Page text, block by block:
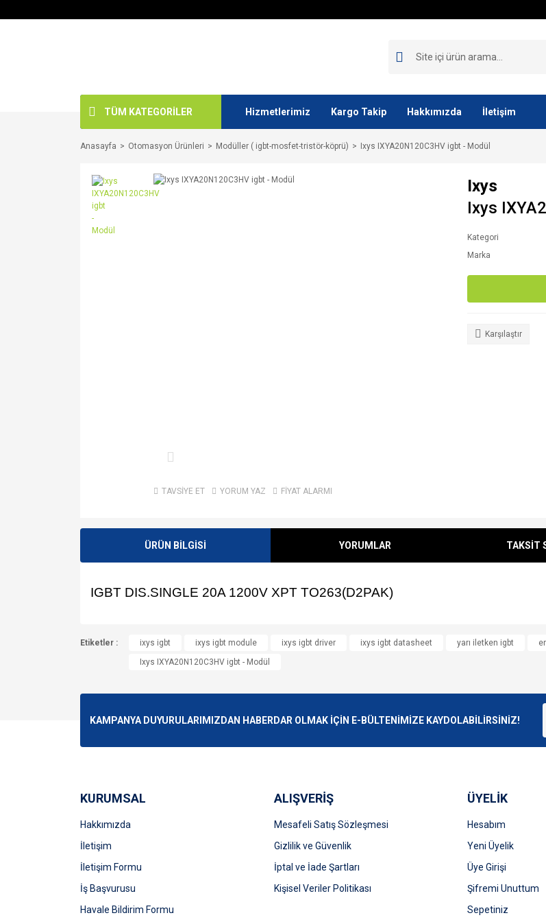
TÜM KATEGORİLER Hizmetlerimiz Kargo Takip Hakkımızda İletişim
Anasayfa Otomasyon Ürünleri Modüller ( igbt-mosfet-tristör-köprü) Ixys IXYA20N120C3HV igbt - Modül
TAVSİYE ET YORUM YAZ FİYAT ALARMI
Ixys
Ixys
Kategori
Marka
Karşılaştır
ÜRÜN BİLGİSİ YORUMLAR TAKSİT
IGBT DIS.SINGLE 20A 1200V XPT TO263(D2PAK)
Bu ürüne ilk yorumu siz yapın!
Yorum Yaz
Görüş ve önerileriniz için teşekkür ederiz.
Ürün bilgilerinde hatalar bulunuyor.
Gönder
Etiketler : ixys igbt ixys igbt module ixys igbt driver ixys igbt datasheet yarı iletken igbt
Ixys IXYA20N120C3HV igbt - Modül
KAMPANYA DUYURULARIMIZDAN HABERDAR OLMAK İÇİN E-BÜLTENİMİZE KAYDOLABİLİRSİNİZ!
KURUMSAL
Hakkımızda
İletişim
İletişim Formu
İş Başvurusu
Havale Bildirim Formu
ALIŞVERİŞ
Mesafeli Satış Sözleşmesi
Gizlilik ve Güvenlik
İptal ve İade Şartları
Kişisel Veriler Politikası
ÜYELİK
Hesabım
Yeni Üyelik
Üye Girişi
Şifremi Unuttum
Sepetiniz